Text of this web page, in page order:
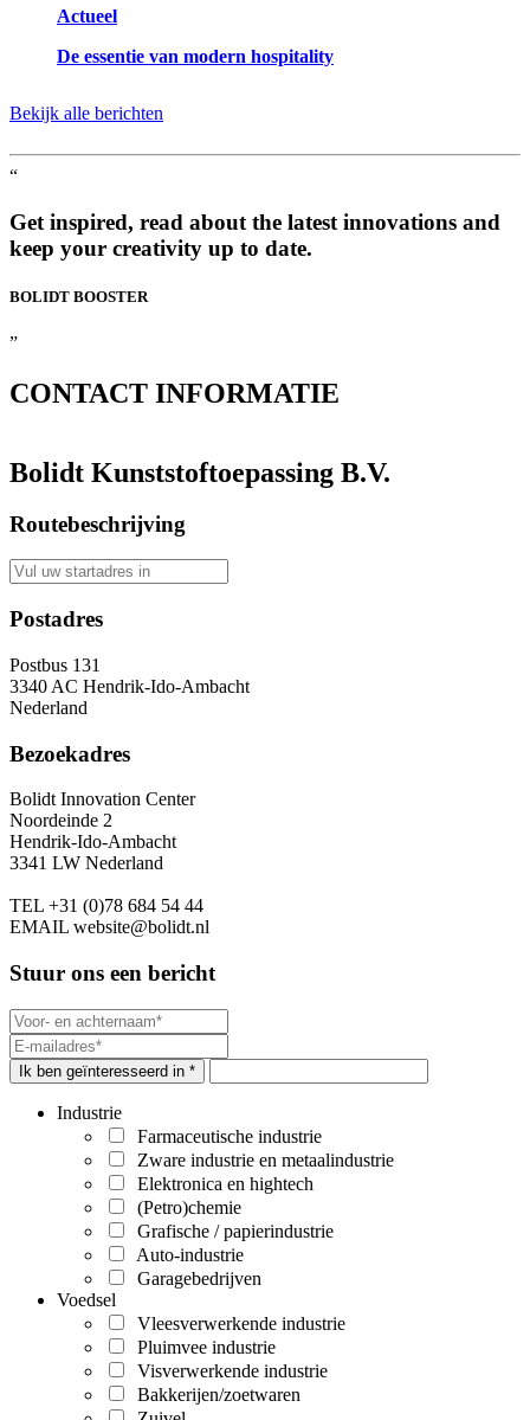
Actueel
De essentie van modern hospitality
Bekijk alle berichten
“
Get inspired, read about the latest innovations and
keep your creativity up to date.
BOLIDT BOOSTER
”
CONTACT INFORMATIE
Bolidt Kunststoftoepassing B.V.
Routebeschrijving
Postadres
Postbus 131
3340 AC Hendrik-Ido-Ambacht
Nederland
Bezoekadres
Bolidt Innovation Center
Noordeinde 2
Hendrik-Ido-Ambacht
3341 LW Nederland
TEL +31 (0)78 684 54 44
EMAIL website@bolidt.nl
Stuur ons een bericht
Ik ben geïnteresseerd in *
Industrie
Farmaceutische industrie
Zware industrie en metaalindustrie
Elektronica en hightech
(Petro)chemie
Grafische / papierindustrie
Auto-industrie
Garagebedrijven
Voedsel
Vleesverwerkende industrie
Pluimvee industrie
Visverwerkende industrie
Bakkerijen/zoetwaren